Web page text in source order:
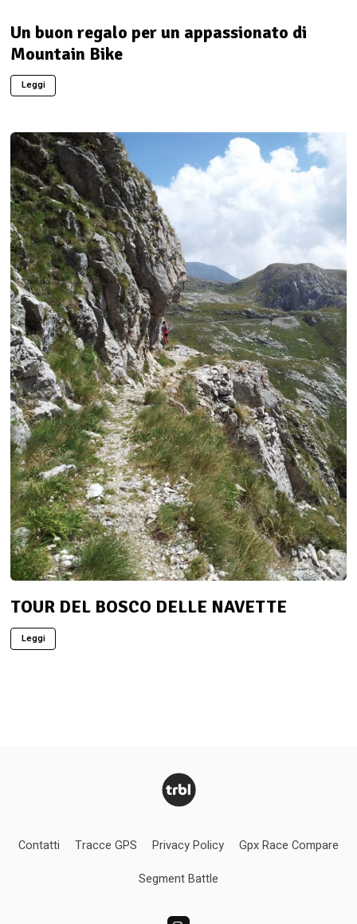
Un buon regalo per un appassionato di
Mountain Bike
Leggi
TOUR DEL BOSCO DELLE NAVETTE
Leggi
Contatti Tracce GPS Privacy Policy Gpx Race Compare
Segment Battle